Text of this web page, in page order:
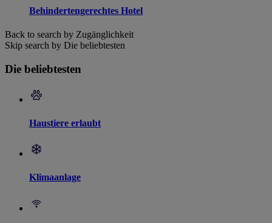
Behindertengerechtes Hotel
Back to search by Zugänglichkeit
Skip search by Die beliebtesten
Die beliebtesten
Haustiere erlaubt
Klimaanlage